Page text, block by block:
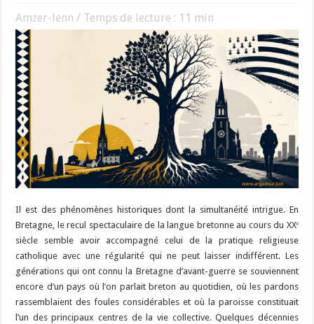
Amzer-lenn / Temps de lecture : 11 min
Il est des phénomènes historiques dont la simultanéité intrigue. En
Bretagne, le recul spectaculaire de la langue bretonne au cours du XXᵉ
siècle semble avoir accompagné celui de la pratique religieuse
catholique avec une régularité qui ne peut laisser indifférent. Les
générations qui ont connu la Bretagne d’avant-guerre se souviennent
encore d’un pays où l’on parlait breton au quotidien, où les pardons
rassemblaient des foules considérables et où la paroisse constituait
l’un des principaux centres de la vie collective. Quelques décennies